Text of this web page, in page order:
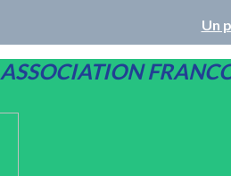
Un
ASSOCIATION